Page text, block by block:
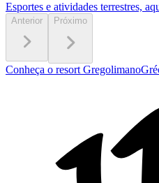
Esportes e atividades terrestres,
Anterior Próximo
Conheça o resort Gregolimano